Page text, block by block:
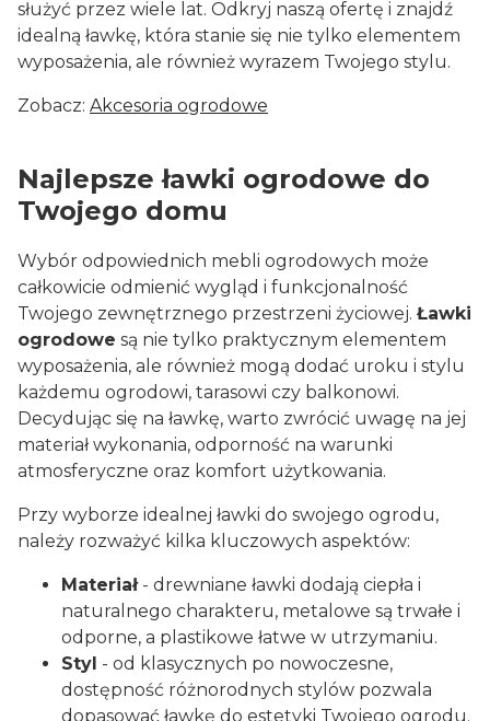
służyć przez wiele lat. Odkryj naszą ofertę i znajdź
idealną ławkę, która stanie się nie tylko elementem
wyposażenia, ale również wyrazem Twojego stylu.
Zobacz: Akcesoria ogrodowe
Najlepsze ławki ogrodowe do
Twojego domu
Wybór odpowiednich mebli ogrodowych może
całkowicie odmienić wygląd i funkcjonalność
Twojego zewnętrznego przestrzeni życiowej. Ławki
ogrodowe są nie tylko praktycznym elementem
wyposażenia, ale również mogą dodać uroku i stylu
każdemu ogrodowi, tarasowi czy balkonowi.
Decydując się na ławkę, warto zwrócić uwagę na jej
materiał wykonania, odporność na warunki
atmosferyczne oraz komfort użytkowania.
Przy wyborze idealnej ławki do swojego ogrodu,
należy rozważyć kilka kluczowych aspektów:
Materiał- drewniane ławki dodają ciepła i
naturalnego charakteru, metalowe są trwałe i
odporne, a plastikowe łatwe w utrzymaniu.
Styl - od klasycznych po nowoczesne,
dostępność różnorodnych stylów pozwala
dopasować ławkę do estetyki Twojego ogrodu.